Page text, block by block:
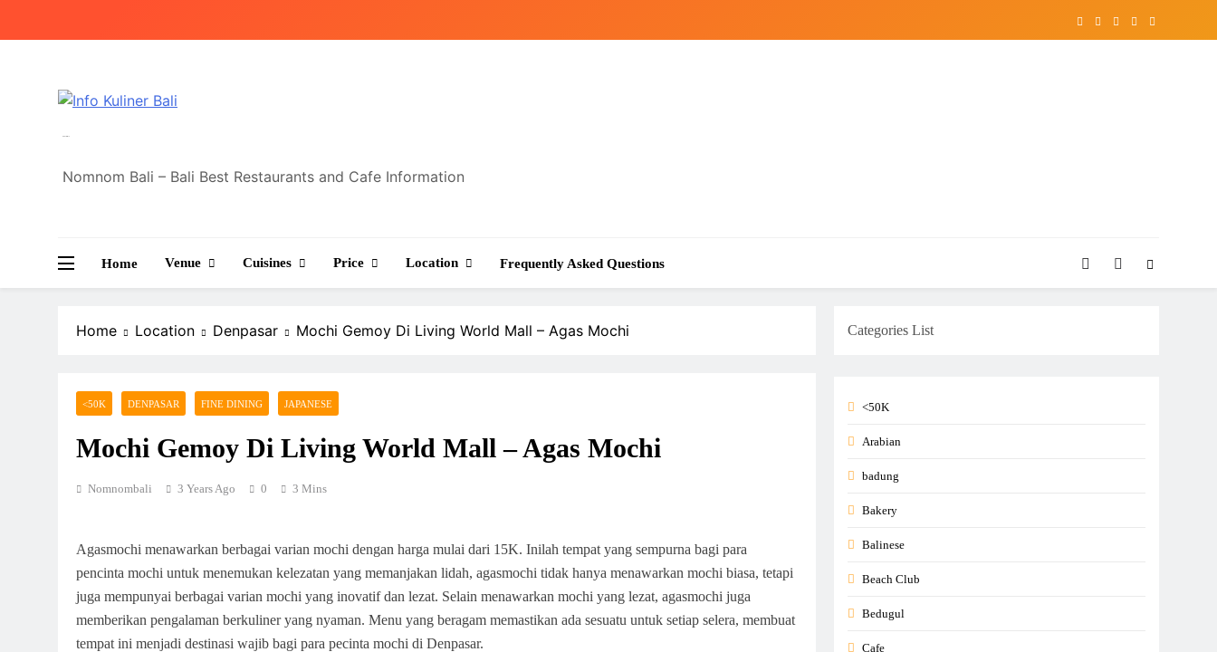
Nomnom Bali – Bali Best Restaurants and Cafe Information
Home Venue Cuisines Price Location Frequently Asked Questions
Home Location Denpasar Mochi Gemoy Di Living World Mall – Agas Mochi
<50K DENPASAR FINE DINING JAPANESE
Mochi Gemoy Di Living World Mall – Agas Mochi
Nomnombali 3 Years Ago 0 3 Mins
Agasmochi menawarkan berbagai varian mochi dengan harga mulai dari 15K. Inilah tempat yang sempurna bagi para
pencinta mochi untuk menemukan kelezatan yang memanjakan lidah, agasmochi tidak hanya menawarkan mochi biasa, tetapi
juga mempunyai berbagai varian mochi yang inovatif dan lezat. Selain menawarkan mochi yang lezat, agasmochi juga
memberikan pengalaman berkuliner yang nyaman. Menu yang beragam memastikan ada sesuatu untuk setiap selera, membuat
tempat ini menjadi destinasi wajib bagi para pecinta mochi di Denpasar.
Categories List
<50K
Arabian
badung
Bakery
Balinese
Beach Club
Bedugul
Cafe